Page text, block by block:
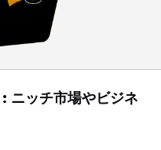
ニッチ市場やビジネ